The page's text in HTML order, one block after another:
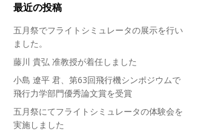
最近の投稿
五月祭でフライトシミュレータの展示を行い
ました。
藤川 貴弘 准教授が着任しました
小島 遼平 君、第63回飛行機シンポジウムで
飛行力学部門優秀論文賞を受賞
五月祭にてフライトシミュレータの体験会を
実施しました